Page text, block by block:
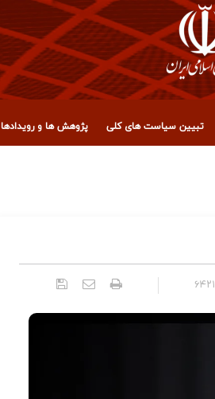
تبیین سیاست های کلی پژوهش ها و رویدادها
۶۴۲۱